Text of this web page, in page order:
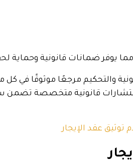
يوفر ضمانات قانونية وحماية
مرجعًا موثوقًا في كل ما
قانونية متخصصة تضمن